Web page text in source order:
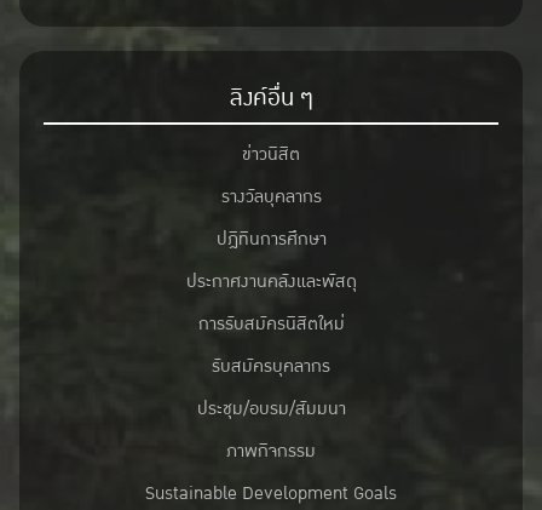
ลิงค์อื่น ๆ
ข่าวนิสิต
รางวัลบุคลากร
ปฎิทินการศึกษา
ประกาศงานคลังและพัสดุ
การรับสมัครนิสิตใหม่
รับสมัครบุคลากร
ประชุม/อบรม/สัมมนา
ภาพกิจกรรม
Sustainable Development Goals